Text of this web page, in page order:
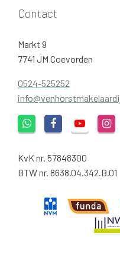
Contact
Markt 9
7741 JM Coevorden
0524-525252
KvK nr. 57848300
BTW nr. 8638.04.342.B.01